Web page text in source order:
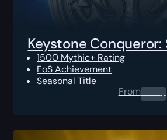
Keystone Conqueror:
1500 Mythic+ Rating
FoS Achievement
Seasonal Title
From0.00$